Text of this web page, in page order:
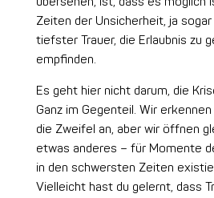
Zeiten der Unsicherheit, ja
tiefster Trauer, die Erlaubnis zu
empfinden.
Es geht hier nicht darum, die
Ganz im Gegenteil. Wir
die Zweifel an, aber wir öffnen
etwas anderes – für Momente
in den schwersten Zeiten
Vielleicht hast du gelernt, dass